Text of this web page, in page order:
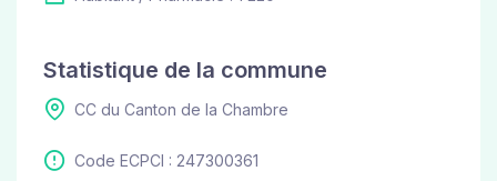
Statistique de la commune
CC du Canton de la Chambre
Code ECPCI : 247300361